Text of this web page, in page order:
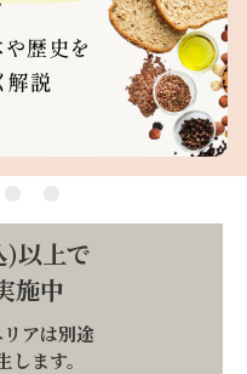
以上で
施中
アは別途
ます。